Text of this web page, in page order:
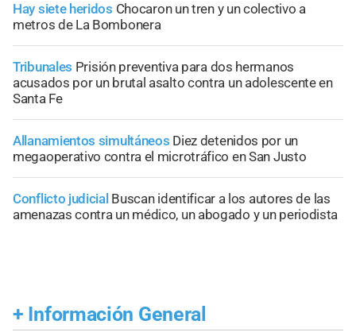
Hay siete heridos Chocaron un tren y un colectivo a
metros de La Bombonera
Tribunales Prisión preventiva para dos hermanos
acusados por un brutal asalto contra un adolescente en
Santa Fe
Allanamientos simultáneos Diez detenidos por un
megaoperativo contra el microtráfico en San Justo
Conflicto judicial Buscan identificar a los autores de las
amenazas contra un médico, un abogado y un periodista
+ Información General